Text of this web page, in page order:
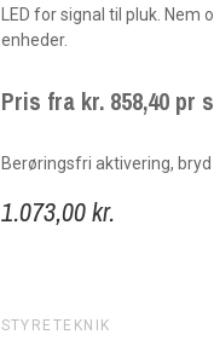
1.073,00 kr.
LED for signal til pluk. Nem
enheder.
Pris fra kr. 858,40 pr
Berøringsfri aktivering, bryd
STYRETEKNIK